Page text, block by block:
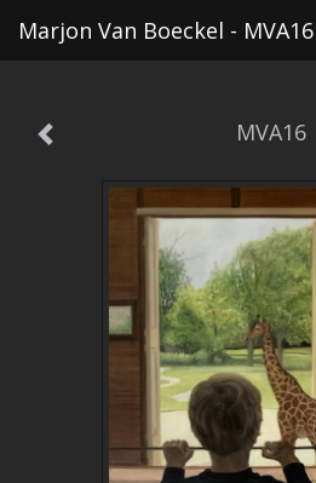
Marjon Van Boeckel - MVA16
MVA16